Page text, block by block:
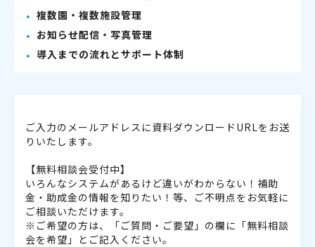
複数園・複数施設管理
お知らせ配信・写真管理
導入までの流れとサポート体制
ご入力のメールアドレスに資料ダウンロードURLをお送
りいたします。
【無料相談会受付中】
いろんなシステムがあるけど違いがわからない！補助
金・助成金の情報を知りたい！等、ご不明点をお気軽に
ご相談いただけます。
※ご希望の方は、「ご質問・ご要望」の欄に「無料相談
会を希望」とご記入ください。